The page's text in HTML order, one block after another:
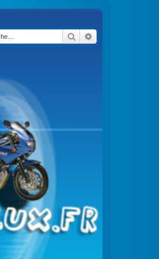
Rechercher